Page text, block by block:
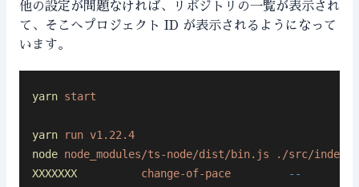
他の設定が問題なければ、リポジトリの一覧が表示され
て、そこへプロジェクト ID が表示されるようになって
います。
yarn start
yarn run v1.22.4
node node_modules/ts-node/dist/bin.js ./src/
XXXXXXX
          change-of-pace
         --